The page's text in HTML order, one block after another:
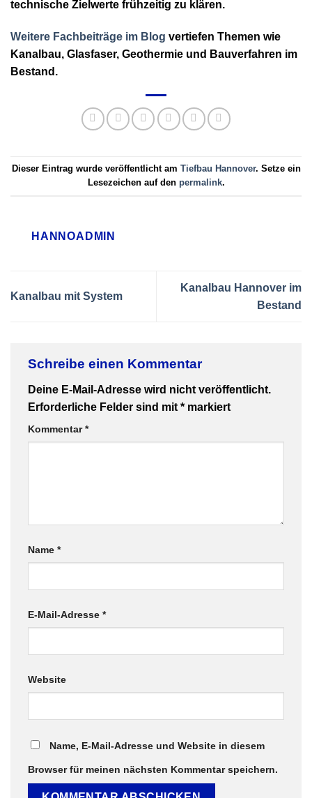
technische Zielwerte frühzeitig zu klären.
Weitere Fachbeiträge im Blog vertiefen Themen wie
Kanalbau, Glasfaser, Geothermie und Bauverfahren im
Bestand.
Dieser Eintrag wurde veröffentlicht am Tiefbau Hannover. Setze ein
Lesezeichen auf den permalink.
HANNOADMIN
Kanalbau mit System
Kanalbau Hannover im
Bestand
Schreibe einen Kommentar
Deine E-Mail-Adresse wird nicht veröffentlicht.
Erforderliche Felder sind mit* markiert
Kommentar*
Name *
E-Mail-Adresse *
Website
Name, E-Mail-Adresse und Website in diesem
Browser für meinen nächsten Kommentar speichern.